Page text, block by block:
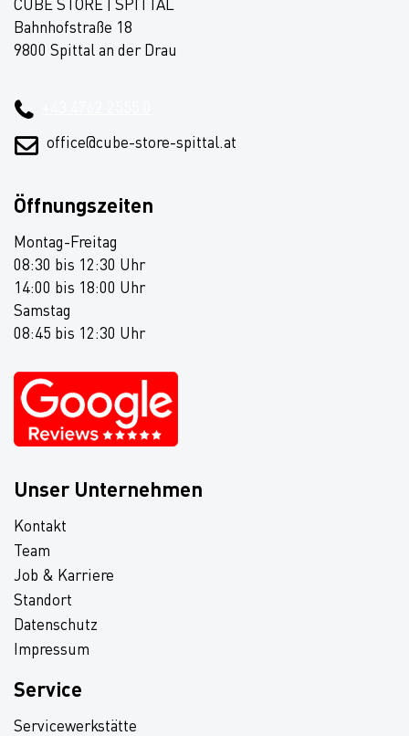
CUBE STORE | SPITTAL
Bahnhofstraße 18
9800 Spittal an der Drau
office@cube-store-spittal.at
Öffnungszeiten
Montag-Freitag
08:30 bis 12:30 Uhr
14:00 bis 18:00 Uhr
Samstag
08:45 bis 12:30 Uhr
Unser Unternehmen
Kontakt
Team
Job & Karriere
Standort
Datenschutz
Impressum
Service
Servicewerkstätte